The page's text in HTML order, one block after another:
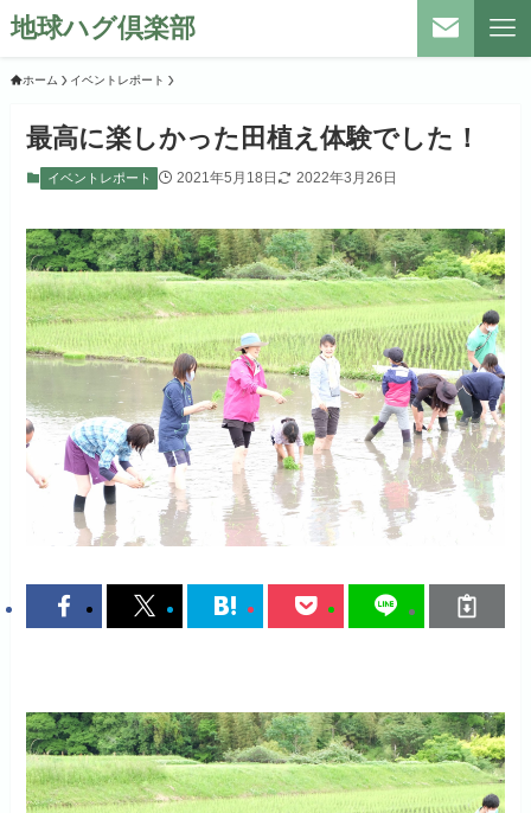
地球ハグ倶楽部
ホーム イベントレポート
最高に楽しかった田植え体験でした！
イベントレポート 2021年5月18日 2022年3月26日